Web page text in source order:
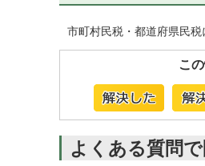
市町村民税・都道府県民
こ
よくある質問